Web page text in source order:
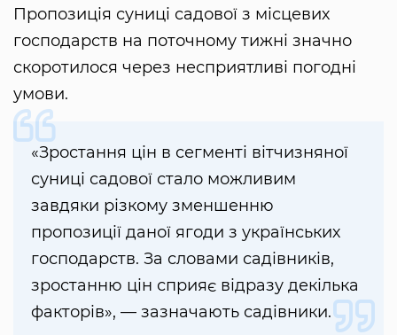
Пропозиція суниці садової з місцевих
господарств на поточному тижні значно
скоротилося через несприятливі погодні
умови.
«Зростання цін в сегменті вітчизняної
суниці садової стало можливим
завдяки різкому зменшенню
пропозиції даної ягоди з українських
господарств. За словами садівників,
зростанню цін сприяє відразу декілька
факторів», — зазначають садівники.